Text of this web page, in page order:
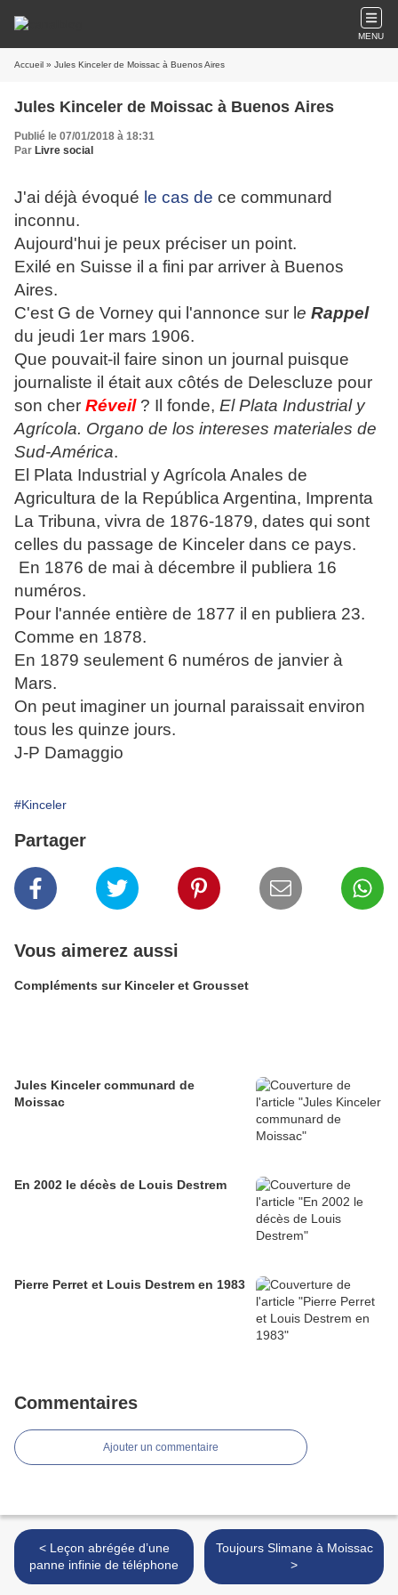
MENU
Accueil » Jules Kinceler de Moissac à Buenos Aires
Jules Kinceler de Moissac à Buenos Aires
Publié le 07/01/2018 à 18:31
Par Livre social
J'ai déjà évoqué le cas de ce communard
inconnu.
Aujourd'hui je peux préciser un point.
Exilé en Suisse il a fini par arriver à Buenos
Aires.
C'est G de Vorney qui l'annonce sur l e Rappel
du jeudi 1er mars 1906.
Que pouvait-il faire sinon un journal puisque
journaliste il était aux côtés de Delescluze pour
son cher Réveil ? Il fonde, El Plata Industrial y
Agrícola. Organo de los intereses materiales de
Sud-América.
El Plata Industrial y Agrícola Anales de
Agricultura de la República Argentina, Imprenta
La Tribuna, vivra de 1876-1879, dates qui sont
celles du passage de Kinceler dans ce pays.
En 1876 de mai à décembre il publiera 16
numéros.
Pour l'année entière de 1877 il en publiera 23.
Comme en 1878.
En 1879 seulement 6 numéros de janvier à
Mars.
On peut imaginer un journal paraissait environ
tous les quinze jours.
J-P Damaggio
#Kinceler
Partager
Vous aimerez aussi
Compléments sur Kinceler et Grousset
Jules Kinceler communard de
Moissac
En 2002 le décès de Louis Destrem
Pierre Perret et Louis Destrem en 1983
Commentaires
Ajouter un commentaire
< Leçon abrégée d’une
panne infinie de téléphone
Toujours Slimane à Moissac
>